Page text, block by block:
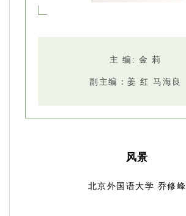
主 编: 金 莉
副主编：姜 红 马海良
风景
北京外国语大学 乔修峰